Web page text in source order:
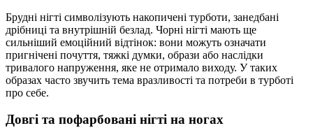
Брудні нігті символізують накопичені турботи, занедбані
дрібниці та внутрішній безлад. Чорні нігті мають ще
сильніший емоційний відтінок: вони можуть означати
пригнічені почуття, тяжкі думки, образи або наслідки
тривалого напруження, яке не отримало виходу. У таких
образах часто звучить тема вразливості та потреби в турботі
про себе.
Довгі та пофарбовані нігті на ногах